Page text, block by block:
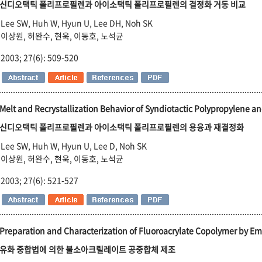
신디오택틱 폴리프로필렌과 아이소택틱 폴리프로필렌의 결정화 거동 비교
Lee SW, Huh W, Hyun U, Lee DH, Noh SK
이상원, 허완수, 현욱, 이동호, 노석균
2003; 27(6): 509-520
Melt and Recrystallization Behavior of Syndiotactic Polypropylene
신디오택틱 폴리프로필렌과 아이소택틱 폴리프로필렌의 용융과 재결정화
Lee SW, Huh W, Hyun U, Lee D, Noh SK
이상원, 허완수, 현욱, 이동호, 노석균
2003; 27(6): 521-527
Preparation and Characterization of Fluoroacrylate Copolymer by
유화 중합법에 의한 불소아크릴레이트 공중합체 제조